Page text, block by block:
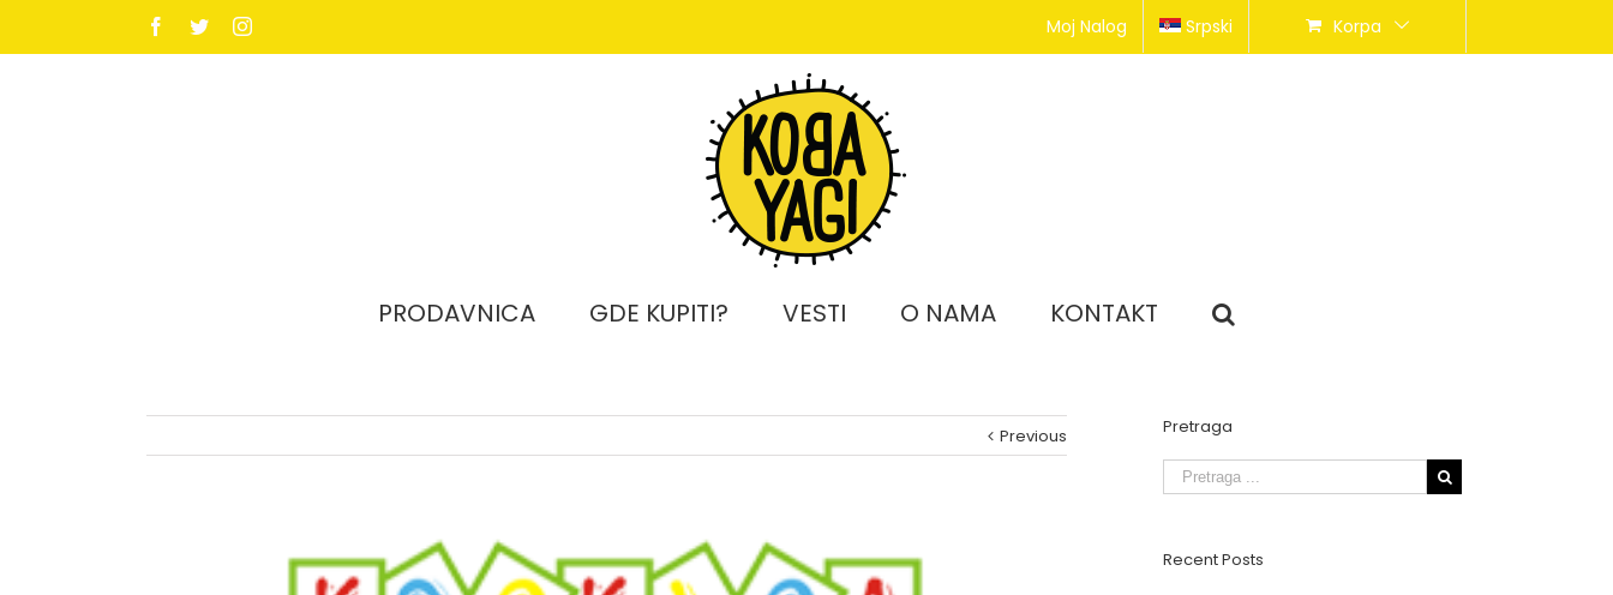
Facebook
TwitterInstagram Moj Nalog Srpski Korpa
PRODAVNICA GDE KUPITI? VESTI O NAMA KONTAKT
Previous Pretraga
Recent Posts